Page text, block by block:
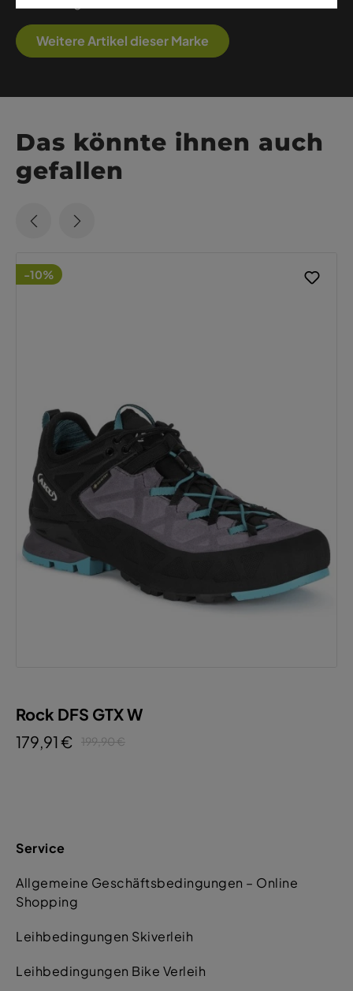
Weitere Artikel dieser Marke
Das könnte ihnen auch
gefallen
-10%
Rock DFS GTX W
179,91 €
199,90 €
Service
Allgemeine Geschäftsbedingungen – Online
Shopping
Leihbedingungen Skiverleih
Leihbedingungen Bike Verleih